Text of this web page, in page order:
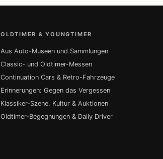
OLDTIMER & YOUNGTIMER
Aus Auto-Museen und Sammlungen
Classic- und Oldtimer-Messen
Continuation Cars & Retro-Fahrzeuge
Erinnerungen: Gegen das Vergessen
Klassiker-Szene, Kultur & Auktionen
Oldtimer-Begegnungen & Daily Driver